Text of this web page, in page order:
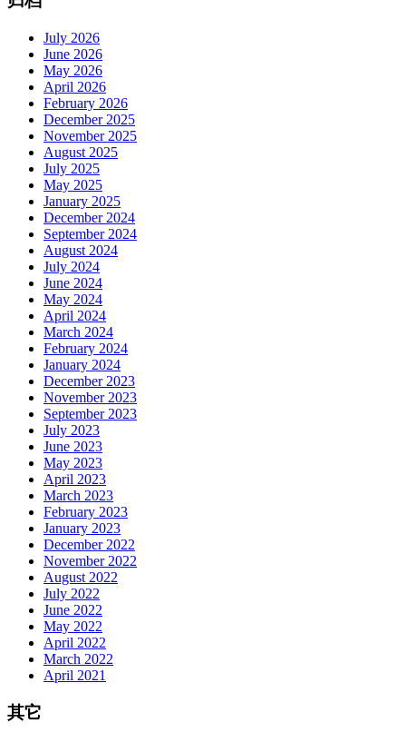
July 2026
June 2026
May 2026
April 2026
February 2026
December 2025
November 2025
August 2025
July 2025
May 2025
January 2025
December 2024
September 2024
August 2024
July 2024
June 2024
May 2024
April 2024
March 2024
February 2024
January 2024
December 2023
November 2023
September 2023
July 2023
June 2023
May 2023
April 2023
March 2023
February 2023
January 2023
December 2022
November 2022
August 2022
July 2022
June 2022
May 2022
April 2022
March 2022
April 2021
其它